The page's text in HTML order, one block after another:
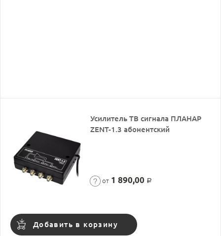
Усилитель ТВ сигнала ПЛАНАР
ZENT-1.3 абонентский
от 1 890,00 Р
Добавить в корзину